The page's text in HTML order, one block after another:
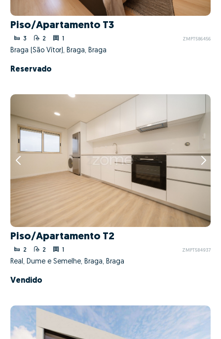
Piso/Apartamento T3
3 2 1 ZMPT586456
Braga (São Vítor), Braga, Braga
Reservado
Piso/Apartamento T2
2 2 1 ZMPT584937
Real, Dume e Semelhe, Braga, Braga
Vendido